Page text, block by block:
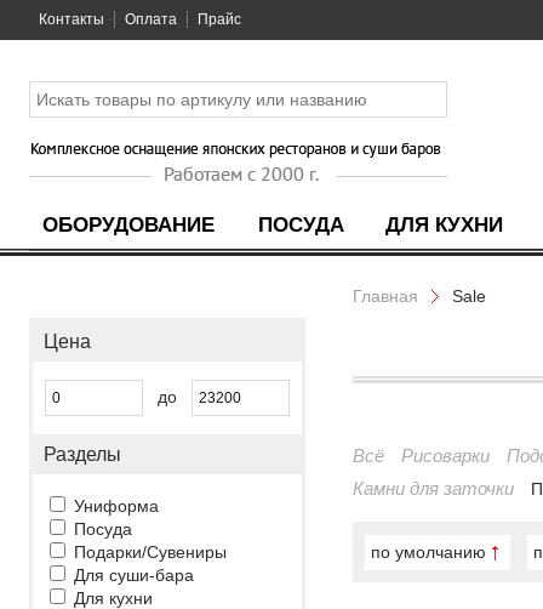
Контакты Оплата Прайс
ОБОРУДОВАНИЕ ПОСУДА ДЛЯ КУХНИ
Цена
до
Разделы
Униформа
Посуда
Подарки/Сувениры
Для суши-бара
Для кухни
Главная Sale
Всё Рисоварки
Камни для заточки
по умолчанию